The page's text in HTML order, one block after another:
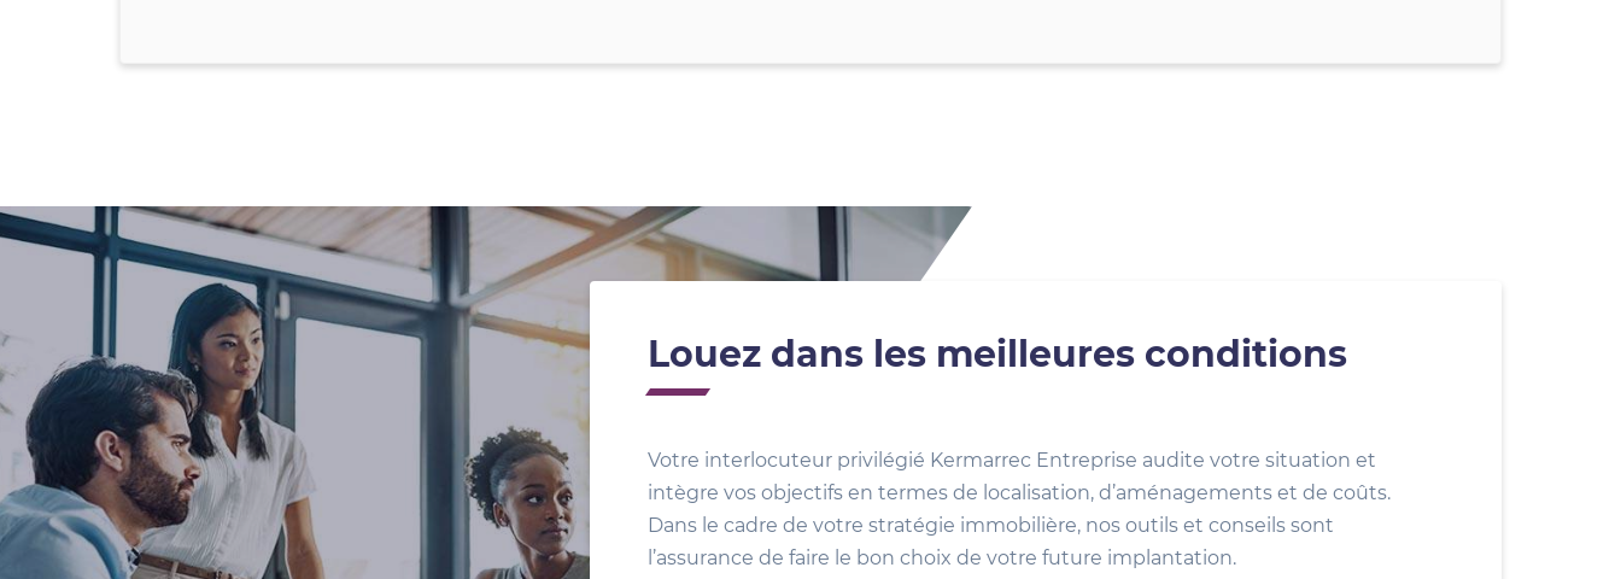
Louez dans les meilleures conditions
Votre interlocuteur privilégié Kermarrec Entreprise audite votre situation et
intègre vos objectifs en termes de localisation, d’aménagements et de coûts.
Dans le cadre de votre stratégie immobilière, nos outils et conseils sont
l’assurance de faire le bon choix de votre future implantation.